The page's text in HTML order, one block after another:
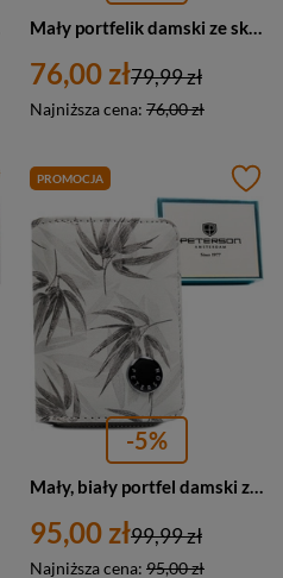
76,00 zł
Najniższa cena: 76,00 zł
79,99 zł
PROMOCJA
-5%
Mały, biały portfel damski ze skóry ekologicznej i naturalnej - Peterson
95,00 zł
Najniższa cena: 95,00 zł
99,99 zł